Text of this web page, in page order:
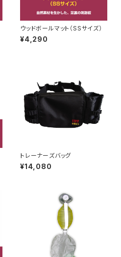
ウッドボールマット（SSサイズ）
¥4,290
トレーナーズバッグ
¥14,080